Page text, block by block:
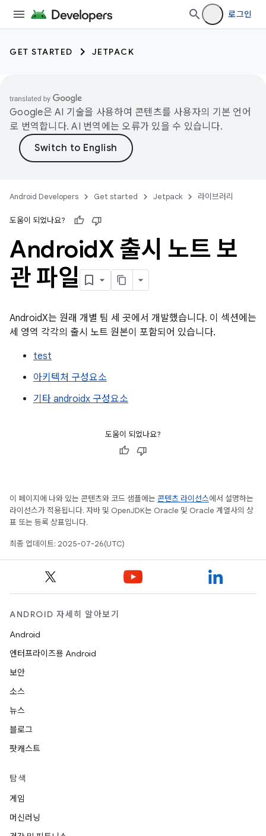
로그인
GET STARTED JETPACK
Google은 AI 기술을 사용하여 콘텐츠를 사용자의 기본 언어
로 번역합니다. AI 번역에는 오류가 있을 수 있습니다.
Android Developers Get started Jetpack 라이브러리
도움이 되었나요?
AndroidX 출시 노트 보
관 파일
AndroidX는 원래 개별 팀 세 곳에서 개발했습니다. 이 섹션에는
세 영역 각각의 출시 노트 원본이 포함되어 있습니다.
test
아키텍처 구성요소
기타 androidx 구성요소
도움이 되었나요?
이 페이지에 나와 있는 콘텐츠와 코드 샘플에는 콘텐츠 라이선스에서 설명하는
라이선스가 적용됩니다. 자바 및 OpenJDK는 Oracle 및 Oracle 계열사의 상
표 또는 등록 상표입니다.
최종 업데이트: 2025-07-26(UTC)
ANDROID 자세히 알아보기
Android
엔터프라이즈용 Android
보안
소스
뉴스
블로그
팟캐스트
탐색
게임
머신러닝